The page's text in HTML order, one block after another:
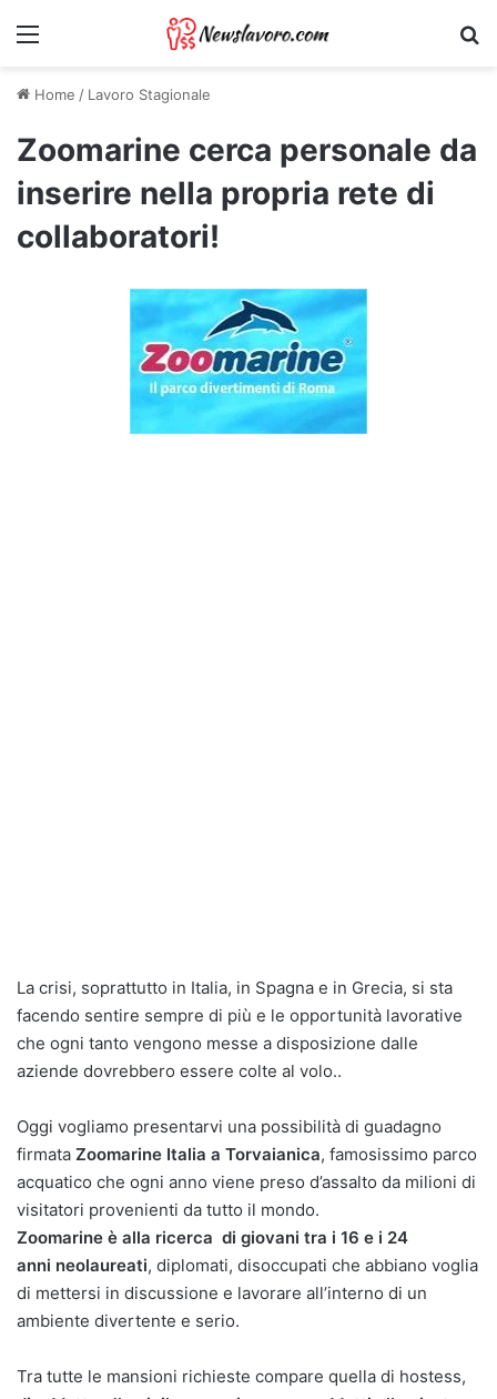
Menu
Home / Lavoro Stagionale
Zoomarine cerca personale da
inserire nella propria rete di
collaboratori!
La crisi, soprattutto in Italia, in Spagna e in Grecia, si sta
facendo sentire sempre di più e le opportunità lavorative
che ogni tanto vengono messe a disposizione dalle
aziende dovrebbero essere colte al volo..
Oggi vogliamo presentarvi una possibilità di guadagno
firmata Zoomarine Italia a Torvaianica, famosissimo parco
acquatico che ogni anno viene preso d’assalto da milioni di
visitatori provenienti da tutto il mondo.
Zoomarine è alla ricerca di giovani tra i 16 e i 24
anni neolaureati, diplomati, disoccupati che abbiano voglia
di mettersi in discussione e lavorare all’interno di un
ambiente divertente e serio.
Tra tutte le mansioni richieste compare quella di hostess,